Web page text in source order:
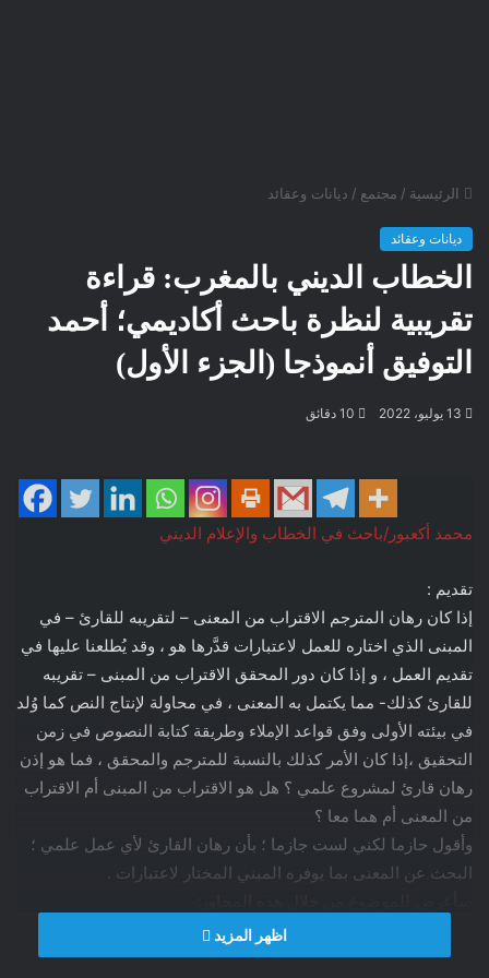
الرئيسية / مجتمع / ديانات وعقائد
ديانات وعقائد
الخطاب الديني بالمغرب: قراءة
تقريبية لنظرة باحث أكاديمي؛ أحمد
التوفيق أنموذجا (الجزء الأول)
13 يوليو، 2022
محمد أكعبور/باحث في الخطاب والإعلام الديني
تقديم :
إذا كان رهان المترجم الاقتراب من المعنى – لتقريبه للقارئ – في
المبنى الذي اختاره للعمل لاعتبارات قدَّرها هو ، وقد يُطلعنا عليها في
تقديم العمل ، و إذا كان دور المحقق الاقتراب من المبنى – تقريبه
للقارئ كذلك- مما يكتمل به المعنى ، في محاولة لإنتاج النص كما وُلد
في بيئته الأولى وفق قواعد الإملاء وطريقة كتابة النصوص في زمن
التحقيق ،إذا كان الأمر كذلك بالنسبة للمترجم والمحقق ، فما هو إذن
رهان قارئ لمشروع علمي ؟ هل هو الاقتراب من المبنى أم الاقتراب
من المعنى أم هما معا ؟
وأقول حازما لكني لست جازما ؛ بأن رهان القارئ لأي عمل علمي ؛
البحث عن المعنى بما يوفره المبني المختار لاعتبارات .
المحور الأول : الكتاب وسياقاته :
المحور الثاني : الكتاب والمواكبة الإعلامية و الأكاديمية
اظهر المزيد